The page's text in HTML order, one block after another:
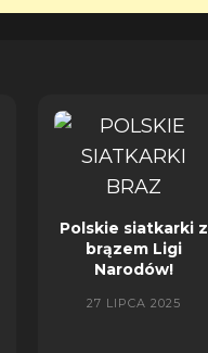
Polskie siatkarki z
brązem Ligi
Narodów!
27 LIPCA 2025